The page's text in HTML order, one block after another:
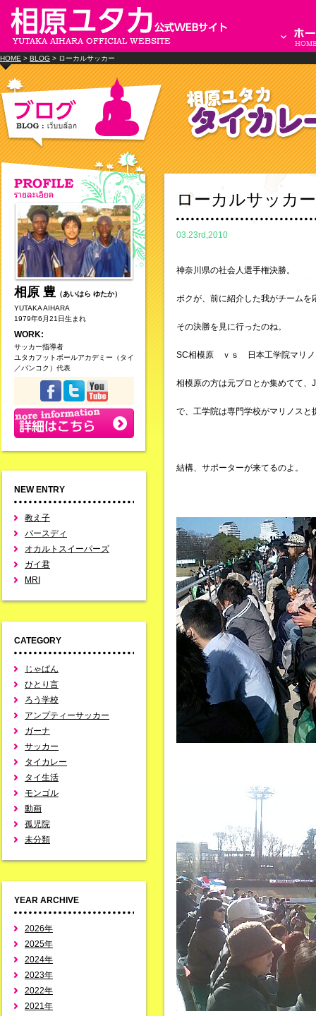
HOME > BLOG > ローカルサッカー
相原 豊 （あいはら ゆたか）
YUTAKA AIHARA
1979年6月21日生まれ
WORK:
サッカー指導者
ユタカフットボールアカデミー（タイ
／バンコク）代表
NEW ENTRY
教え子
バースディ
オカルトスイーパーズ
ガイ君
MRI
CATEGORY
じゃぱん
ひとり言
ろう学校
アンプティーサッカー
ガーナ
サッカー
タイカレー
タイ生活
モンゴル
動画
孤児院
未分類
YEAR ARCHIVE
2026年
2025年
2024年
2023年
2022年
2021年
ローカルサッカー
03.23rd,2010
神奈川県の社会人選手権決勝。
ボクが、前に紹介した我がチームを
その決勝を見に行ったのね。
SC相模原 ｖｓ 日本工学院マリ
相模原の方は元プロとか集めてて、
で、工学院は専門学校がマリノス
結構、サポーターが来てるのよ。